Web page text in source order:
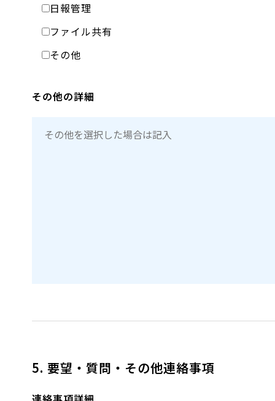
日報管理
ファイル共有
その他
その他の詳細
5. 要望・質問・その他連絡事項